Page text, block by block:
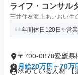
ライフ・コンサル
三井住友海上あいおい生
年間休日120日✨️営
〒790-0878愛媛県
月給20万円～70万
求めている人材 【